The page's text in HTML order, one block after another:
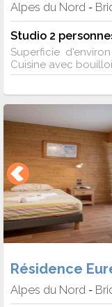
Alpes du Nord -
Studio 2
Superficie
Cuisine avec
Résidence
Alpes du Nord -